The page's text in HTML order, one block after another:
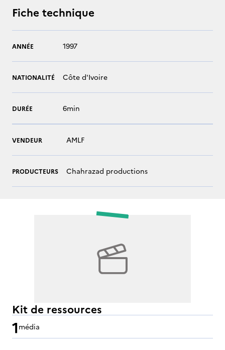
Fiche technique
ANNÉE 1997
NATIONALITÉ Côte d'Ivoire
DURÉE 6min
VENDEUR AMLF
PRODUCTEURS Chahrazad productions
Kit de ressources
1média